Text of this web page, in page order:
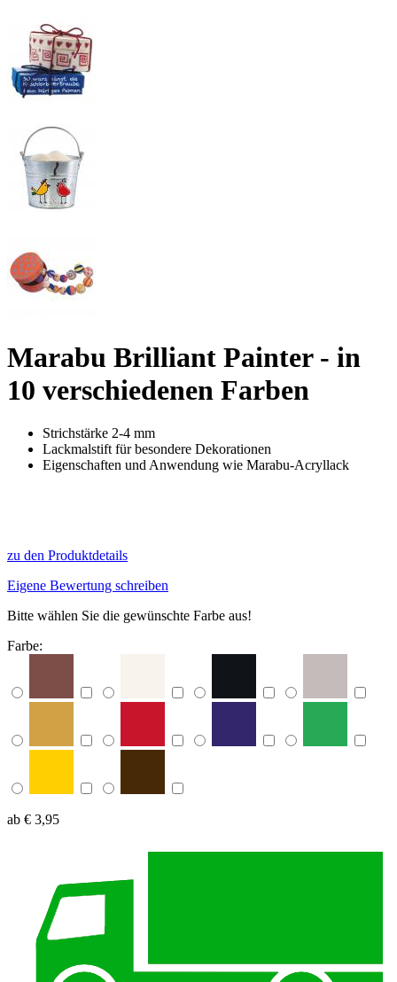
Marabu Brilliant Painter - in
10 verschiedenen Farben
Strichstärke 2-4 mm
Lackmalstift für besondere Dekorationen
Eigenschaften und Anwendung wie Marabu-Acryllack
zu den Produktdetails
Eigene Bewertung schreiben
Bitte wählen Sie die gewünschte Farbe aus!
Farbe:
ab € 3,95